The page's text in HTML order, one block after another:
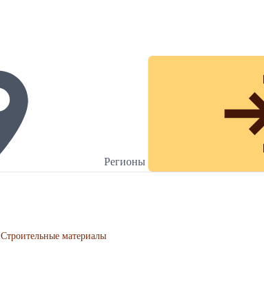
Регионы
Строительные материалы